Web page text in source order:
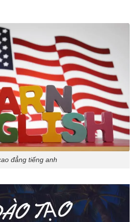
đẳng tiếng anh